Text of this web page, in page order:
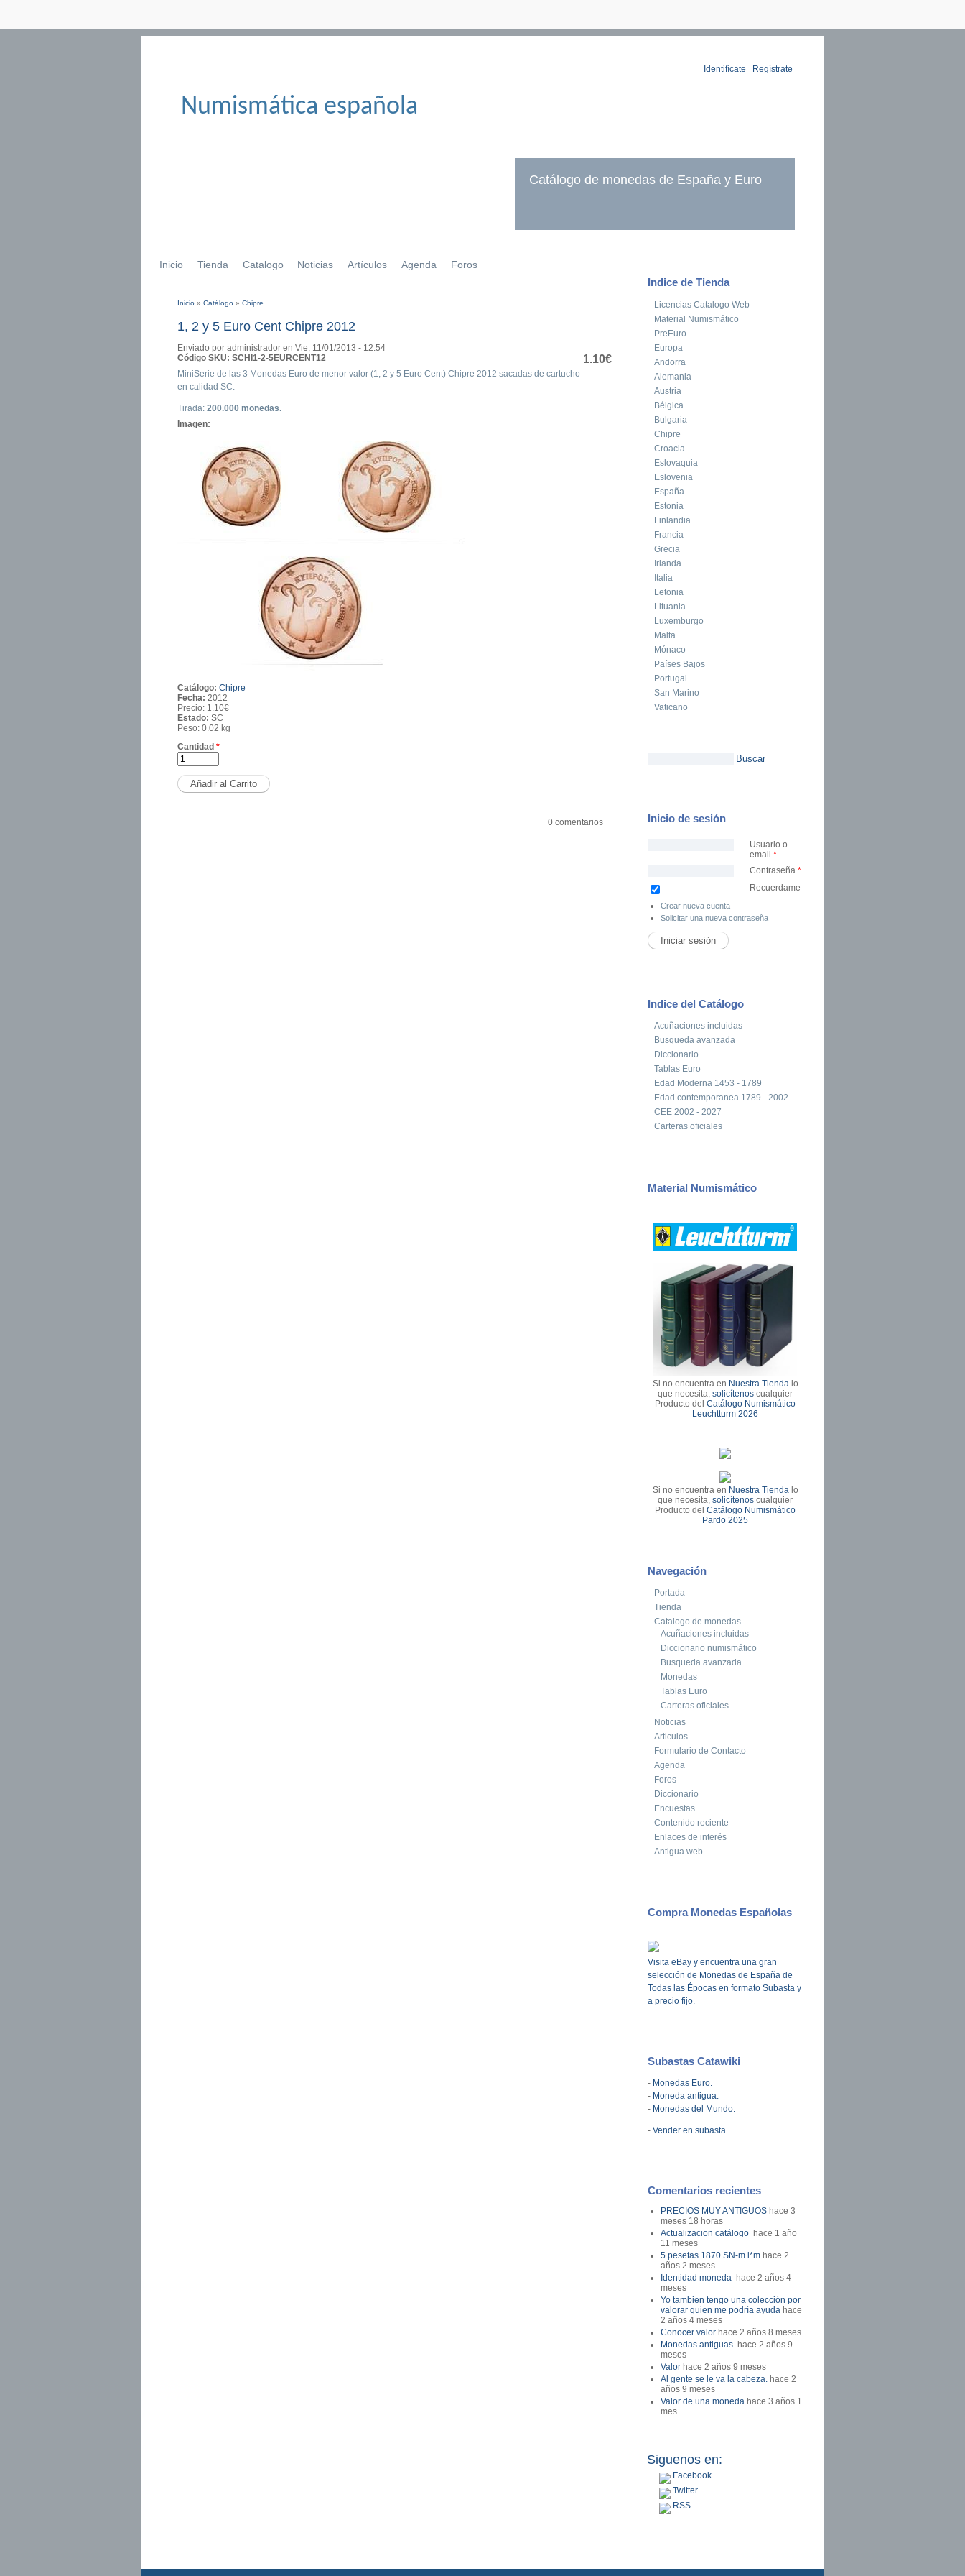
Numismática española
Identifícate Regístrate
Catálogo de monedas de España y Euro
Inicio Tienda Catalogo Noticias Artículos Agenda Foros
Inicio » Catálogo » Chipre
1, 2 y 5 Euro Cent Chipre 2012
Enviado por administrador en Vie, 11/01/2013 - 12:54
1.10€
Código SKU: SCHI1-2-5EURCENT12
MiniSerie de las 3 Monedas Euro de menor valor (1, 2 y 5 Euro Cent) Chipre 2012 sacadas de cartucho
en calidad SC.
Tirada: 200.000 monedas.
Imagen:
Catálogo: Chipre
Fecha: 2012
Precio: 1.10€
Estado: SC
Peso: 0.02 kg
Cantidad *
0 comentarios
Indice de Tienda
Licencias Catalogo Web
Material Numismático
PreEuro
Europa
Andorra
Alemania
Austria
Bélgica
Bulgaria
Chipre
Croacia
Eslovaquia
Eslovenia
España
Estonia
Finlandia
Francia
Grecia
Irlanda
Italia
Letonia
Lituania
Luxemburgo
Malta
Mónaco
Países Bajos
Portugal
San Marino
Vaticano
Inicio de sesión
Usuario o
email *
Contraseña *
Recuerdame
Crear nueva cuenta
Solicitar una nueva contraseña
Indice del Catálogo
Acuñaciones incluidas
Busqueda avanzada
Diccionario
Tablas Euro
Edad Moderna 1453 - 1789
Edad contemporanea 1789 - 2002
CEE 2002 - 2027
Carteras oficiales
Material Numismático
Si no encuentra en Nuestra Tiendalo
que necesita,solicítenos cualquier
Producto delCatálogo Numismático
Leuchtturm 2026
Si no encuentra en Nuestra Tiendalo
que necesita,solicítenos cualquier
Producto delCatálogo Numismático
Pardo 2025
Navegación
Portada
Tienda
Catalogo de monedas
Acuñaciones incluidas
Diccionario numismático
Busqueda avanzada
Monedas
Tablas Euro
Carteras oficiales
Noticias
Articulos
Formulario de Contacto
Agenda
Foros
Diccionario
Encuestas
Contenido reciente
Enlaces de interés
Antigua web
Compra Monedas Españolas
Visita eBay y encuentra una gran
selección de Monedas de España de
Todas las Épocas en formato Subasta y
a precio fijo.
Subastas Catawiki
- Monedas Euro.
- Moneda antigua.
- Monedas del Mundo.
- Vender en subasta
Comentarios recientes
PRECIOS MUY ANTIGUOS hace 3
meses 18 horas
Actualizacion catálogo hace 1 año
11 meses
5 pesetas 1870 SN-m l*m hace 2
años 2 meses
Identidad moneda hace 2 años 4
meses
Yo tambien tengo una colección por
valorar quien me podría ayuda hace
2 años 4 meses
Conocer valor hace 2 años 8 meses
Monedas antiguas hace 2 años 9
meses
Valor hace 2 años 9 meses
Al gente se le va la cabeza. hace 2
años 9 meses
Valor de una moneda hace 3 años 1
mes
Siguenos en:
Facebook
Twitter
RSS